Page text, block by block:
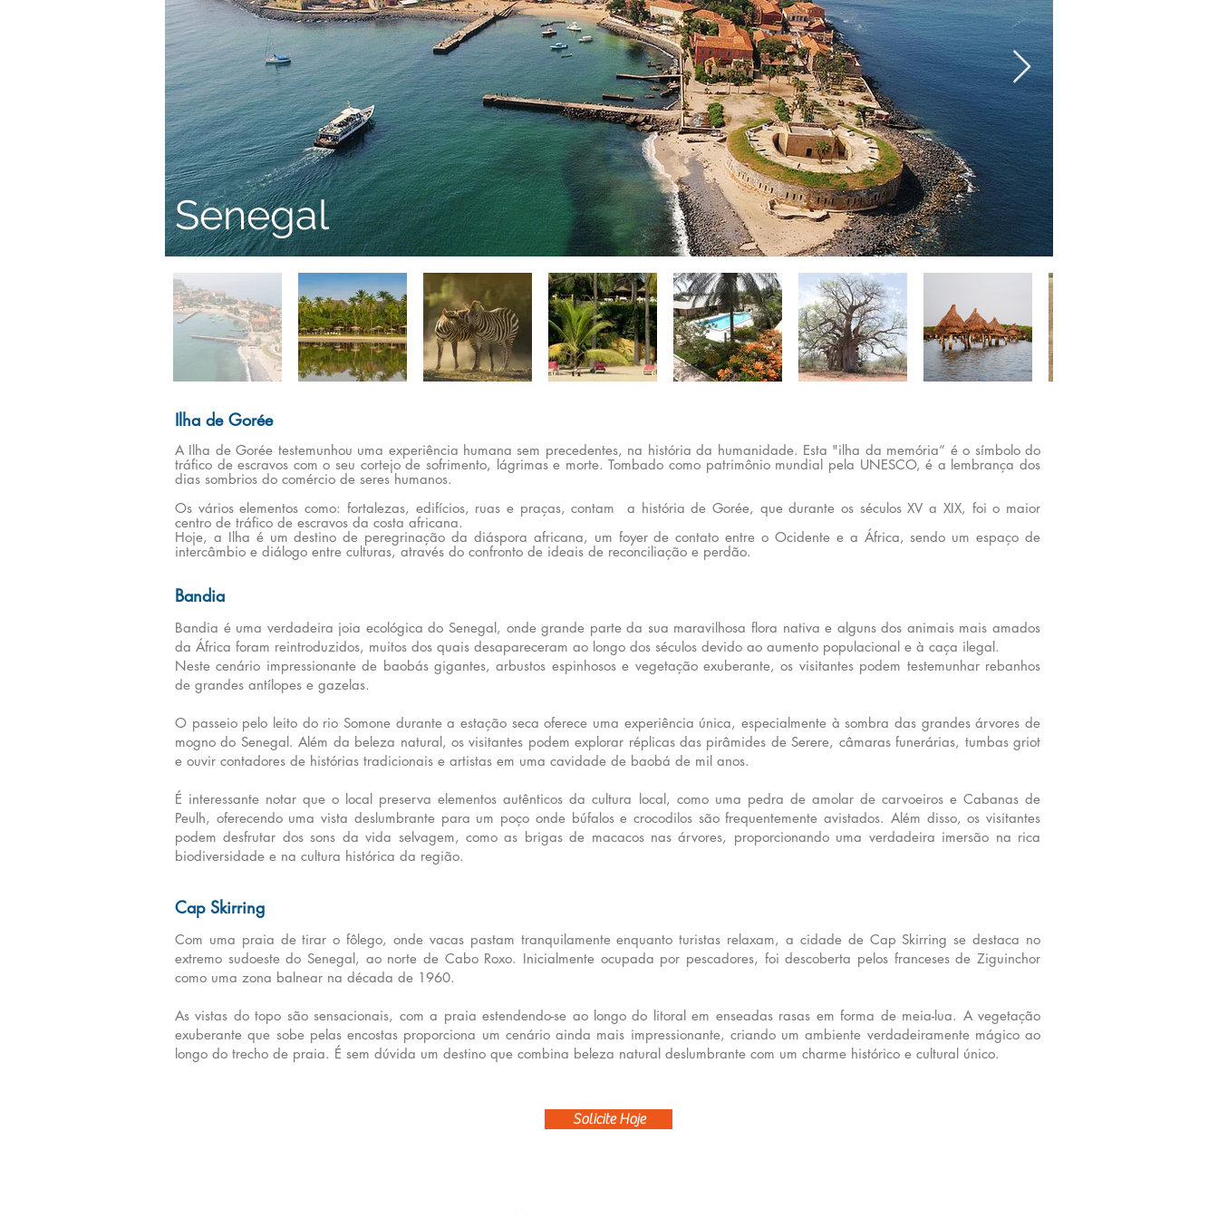
Senegal
Ilha de Gorée
A Ilha de Gorée testemunhou uma experiência humana sem precedentes, na história da humanidade. Esta "ilha da memória” é o símbolo do
tráfico de escravos com o seu cortejo de sofrimento, lágrimas e morte. Tombado como patrimônio mundial pela UNESCO, é a lembrança dos
dias sombrios do comércio de seres humanos.
Os vários elementos como: fortalezas, edifícios, ruas e praças, contam a história de Gorée, que durante os séculos XV a XIX, foi o maior
centro de tráfico de escravos da costa africana.
Hoje, a Ilha é um destino de peregrinação da diáspora africana, um foyer de contato entre o Ocidente e a África, sendo um espaço de
intercâmbio e diálogo entre culturas, através do confronto de ideais de reconciliação e perdão.
Bandia
Bandia é uma verdadeira joia ecológica do Senegal, onde grande parte da sua maravilhosa flora nativa e alguns dos animais mais amados
da África foram reintroduzidos, muitos dos quais desapareceram ao longo dos séculos devido ao aumento populacional e à caça ilegal.
Neste cenário impressionante de baobás gigantes, arbustos espinhosos e vegetação exuberante, os visitantes podem testemunhar rebanhos
de grandes antílopes e gazelas.
O passeio pelo leito do rio Somone durante a estação seca oferece uma experiência única, especialmente à sombra das grandes árvores de
mogno do Senegal. Além da beleza natural, os visitantes podem explorar réplicas das pirâmides de Serere, câmaras funerárias, tumbas griot
e ouvir contadores de histórias tradicionais e artistas em uma cavidade de baobá de mil anos.
É interessante notar que o local preserva elementos autênticos da cultura local, como uma pedra de amolar de carvoeiros e Cabanas de
Peulh, oferecendo uma vista deslumbrante para um poço onde búfalos e crocodilos são frequentemente avistados. Além disso, os visitantes
podem desfrutar dos sons da vida selvagem, como as brigas de macacos nas árvores, proporcionando uma verdadeira imersão na rica
biodiversidade e na cultura histórica da região.
Cap Skirring
Com uma praia de tirar o fôlego, onde vacas pastam tranquilamente enquanto turistas relaxam, a cidade de Cap Skirring se destaca no
extremo sudoeste do Senegal, ao norte de Cabo Roxo. Inicialmente ocupada por pescadores, foi descoberta pelos franceses de Ziguinchor
como uma zona balnear na década de 1960.
As vistas do topo são sensacionais, com a praia estendendo-se ao longo do litoral em enseadas rasas em forma de meia-lua. A vegetação
exuberante que sobe pelas encostas proporciona um cenário ainda mais impressionante, criando um ambiente verdadeiramente mágico ao
longo do trecho de praia. É sem dúvida um destino que combina beleza natural deslumbrante com um charme histórico e cultural único.
Solicite Hoje